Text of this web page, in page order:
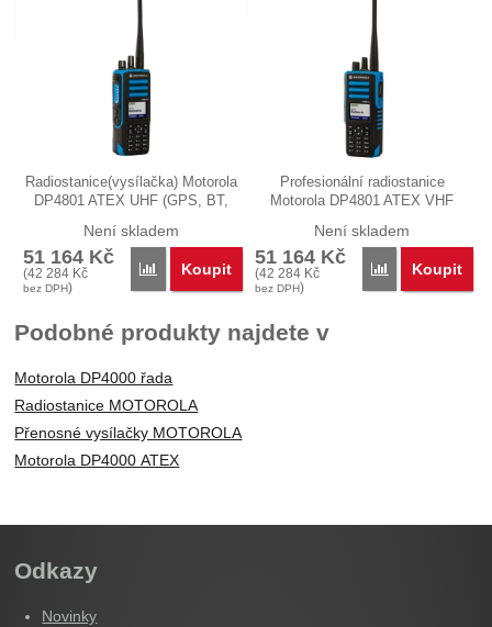
Radiostanice(vysílačka) Motorola
DP4801 ATEX UHF (GPS, BT,
Není skladem
51 164 Kč
(42 284 Kč
bez DPH)
Porovnat
Koupit
Profesionální radiostanice
Motorola DP4801 ATEX VHF
Není skladem
51 164 Kč
(42 284 Kč
bez DPH)
Porovnat
Koupit
Podobné produkty najdete v
Motorola DP4000 řada
Radiostanice MOTOROLA
Přenosné vysílačky MOTOROLA
Motorola DP4000 ATEX
Odkazy
Novinky